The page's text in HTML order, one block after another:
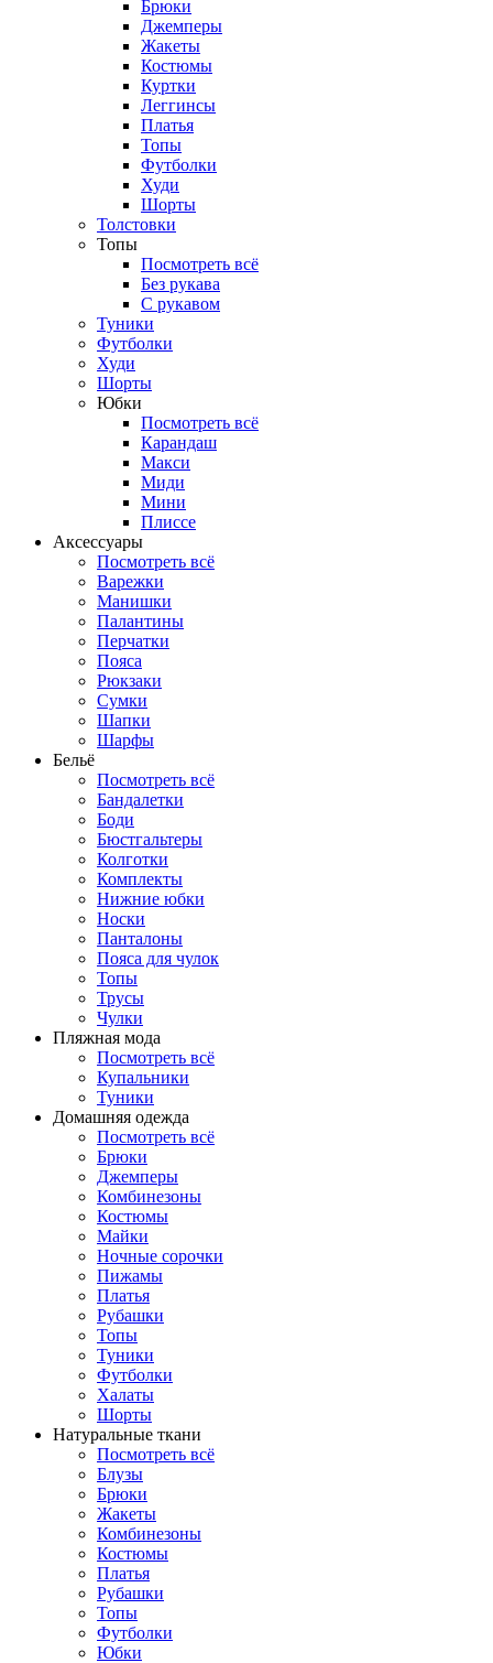
Брюки
Джемперы
Жакеты
Костюмы
Куртки
Леггинсы
Платья
Топы
Футболки
Худи
Шорты
Толстовки
Топы
Посмотреть всё
Без рукава
С рукавом
Туники
Футболки
Худи
Шорты
Юбки
Посмотреть всё
Карандаш
Макси
Миди
Мини
Плиссе
Аксессуары
Посмотреть всё
Варежки
Манишки
Палантины
Перчатки
Пояса
Рюкзаки
Сумки
Шапки
Шарфы
Бельё
Посмотреть всё
Бандалетки
Боди
Бюстгальтеры
Колготки
Комплекты
Нижние юбки
Носки
Панталоны
Поясa для чулок
Топы
Трусы
Чулки
Пляжная мода
Посмотреть всё
Купальники
Туники
Домашняя одежда
Посмотреть всё
Брюки
Джемперы
Комбинезоны
Костюмы
Майки
Ночные сорочки
Пижамы
Платья
Рубашки
Топы
Туники
Футболки
Халаты
Шорты
Натуральные ткани
Посмотреть всё
Блузы
Брюки
Жакеты
Комбинезоны
Костюмы
Платья
Рубашки
Топы
Футболки
Юбки